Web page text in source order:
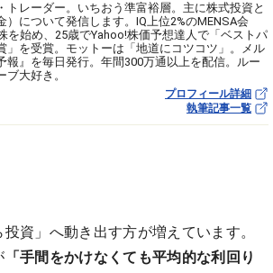
トレーダー。いちおう準富裕層。主に株式投資と
）について発信します。IQ上位2%のMENSA会
を始め、25歳でYahoo!株価予想達人で「ベストパ
」を受賞。モットーは「地道にコツコツ」。メル
報』を毎日発行。年間300万通以上を配信。ルー
ブ大好き。
プロフィール詳細
執筆記事一覧
資」へ動き出す方が増えています。
「手間をかけなくても平均的な利回り